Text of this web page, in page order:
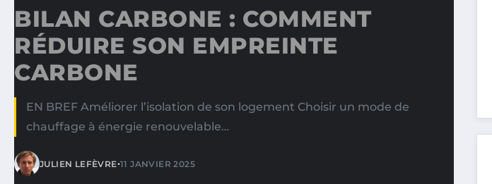
BILAN CARBONE : COMMENT
RÉDUIRE SON EMPREINTE
CARBONE
EN BREF Améliorer l’isolation de son logement Choisir un mode de
chauffage à énergie renouvelable…
JULIEN LEFÈVRE•11 JANVIER 2025